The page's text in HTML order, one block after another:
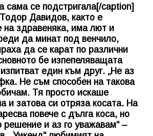
се подстригала[/caption]
Давидов, както е
на здравеняка, има лют и
да минат под венчило,
да се карат по различни
бе изпепеляващата
един към друг. „Не аз
Не съм способен на такова
Тя просто искаше
и затова си отряза косата. На
повече с дълга коса, но
решение и аз го уважавам“ –